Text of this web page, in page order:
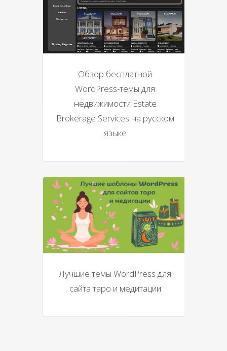
Обзор бесплатной
WordPress-темы для
недвижимости Estate
Brokerage Services на русском
языке
Лучшие темы WordPress для
сайта таро и медитации